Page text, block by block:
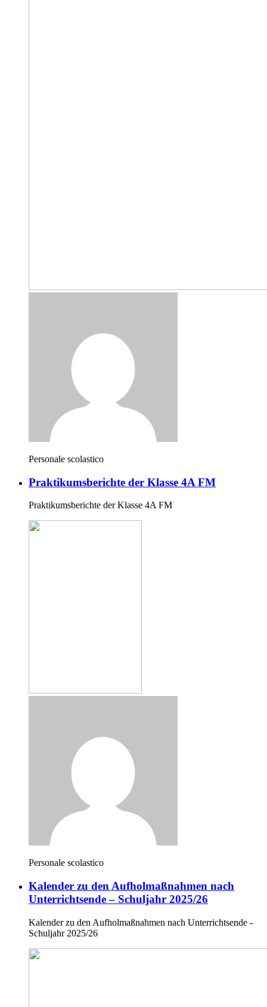
Personale scolastico
Praktikumsberichte der Klasse 4A FM
Praktikumsberichte der Klasse 4A FM
Personale scolastico
Kalender zu den Aufholmaßnahmen nach
Unterrichtsende – Schuljahr 2025/26
Kalender zu den Aufholmaßnahmen nach Unterrichtsende -
Schuljahr 2025/26